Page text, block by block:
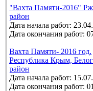
"Вахта Памяти-2016"
район
Дата начала работ:
Дата окончания работ:
Вахта Памяти- 2016 год.
Республика Крым,
район
Дата начала работ:
Дата окончания работ: